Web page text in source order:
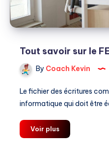
Tout savoir sur le
By Coach Kevin
Le fichier des écritures
informatique qui doit être
Voir plusTout
savoir